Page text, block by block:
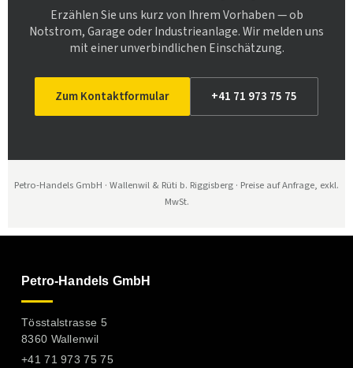
Erzählen Sie uns kurz von Ihrem Vorhaben — ob
Notstrom, Garage oder Industrieanlage. Wir melden uns
mit einer unverbindlichen Einschätzung.
Zum Kontaktformular +41 71 973 75 75
Petro-Handels GmbH · Wallenwil & Rüti b. Riggisberg · Preise auf Anfrage, exkl.
MwSt.
Petro-Handels GmbH
Tösstalstrasse 5
8360 Wallenwil
+41 71 973 75 75